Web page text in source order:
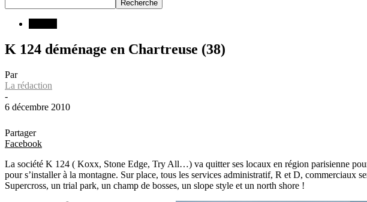
K 124 déménage en Chartreuse (38)
Par
La rédaction
-
6 décembre 2010
Partager
Facebook
La société K 124 ( Koxx, Stone Edge, Try All…) va quitter ses locaux en région parisienne
pour s’installer à la montagne. Sur place, tous les services administratif, R et D, commerciaux
Supercross, un trial park, un champ de bosses, un slope style et un north shore !